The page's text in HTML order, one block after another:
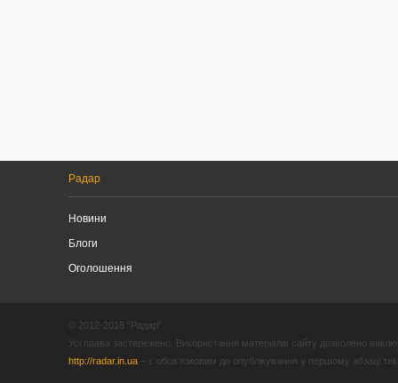
Радар
Новини
Блоги
Оголошення
© 2012-2016 “Радар”
Усі права застережено. Використання матеріалів сайту дозволено
http://radar.in.ua – є обов’язковим до опублікування у першому абзаці